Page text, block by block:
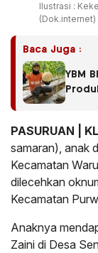
Ilustrasi :
(Dok.internet)
Baca Juga :
YBM
PASURUAN |
samaran), anak
Kecamatan
dilecehkan
Kecamatan
Anaknya
Zaini di Desa